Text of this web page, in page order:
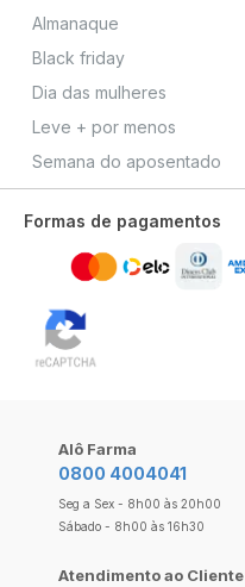
Almanaque
Black friday
Dia das mulheres
Leve + por menos
Semana do aposentado
Formas de pagamentos
Alô Farma
0800 4004041
Seg a Sex - 8h00 às 20h00
Sábado - 8h00 às 16h30
Atendimento ao Cliente